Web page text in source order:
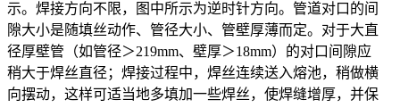
示。焊接方向不限，图中所示为逆时针方向。管道对口的间
隙大小是随填丝动作、管径大小、管壁厚薄而定。对于大直
径厚壁管（如管径＞219mm、壁厚＞18mm）的对口间隙应
稍大于焊丝直径；焊接过程中，焊丝连续送入熔池，稍做横
向摆动，这样可适当地多填加一些焊丝，使焊缝增厚，并保